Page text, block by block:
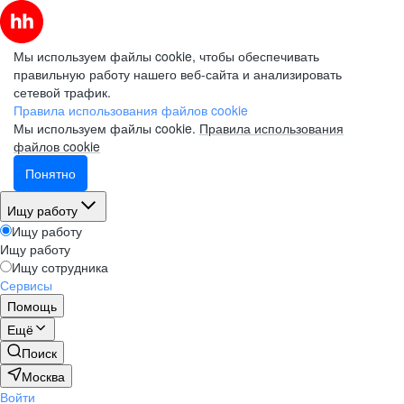
Мы используем файлы cookie, чтобы обеспечивать
правильную работу нашего веб-сайта и анализировать
сетевой трафик.
Правила использования файлов cookie
Мы используем файлы cookie. Правила использования
файлов cookie
Понятно
Ищу работу
Ищу работу
Ищу работу
Ищу сотрудника
Сервисы
Помощь
Ещё
Поиск
Москва
Войти